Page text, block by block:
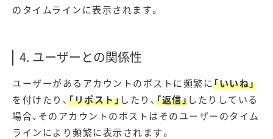
のタイムラインに表示されます。
4. ユーザーとの関係性
ユーザーがあるアカウントのポストに頻繁に「いいね」
を付けたり、 「リポスト」したり、 「返信」したりしている
場合、そのアカウントのポストはそのユーザーのタイム
ラインにより頻繁に表示されます。